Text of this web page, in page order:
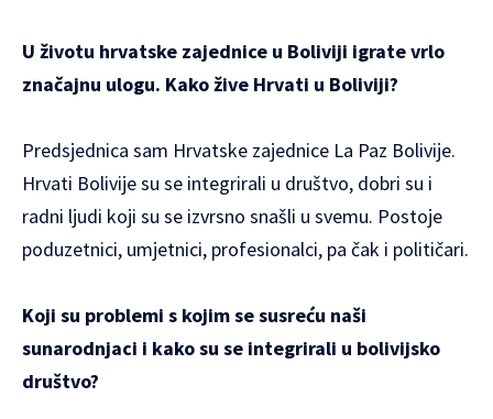
U životu hrvatske zajednice u Boliviji igrate vrlo
značajnu ulogu. Kako žive Hrvati u Boliviji?
Predsjednica sam Hrvatske zajednice La Paz Bolivije.
Hrvati Bolivije su se integrirali u društvo, dobri su i
radni ljudi koji su se izvrsno snašli u svemu. Postoje
poduzetnici, umjetnici, profesionalci, pa čak i političari.
Koji su problemi s kojim se susreću naši
sunarodnjaci i kako su se integrirali u bolivijsko
društvo?